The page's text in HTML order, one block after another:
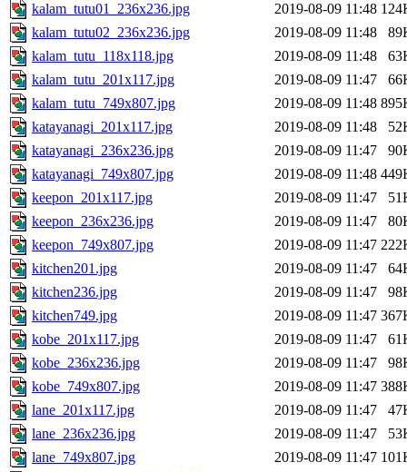
kalam_tutu01_236x236.jpg 2019-08-09 11:48
kalam_tutu02_236x236.jpg
2019-08-09 11:48
kalam_tutu_118x118.jpg
2019-08-09 11:48
kalam_tutu_201x117.jpg
2019-08-09 11:47
kalam_tutu_749x807.jpg
2019-08-09 11:48
katayanagi_201x117.jpg
2019-08-09 11:48
katayanagi_236x236.jpg
2019-08-09 11:47
katayanagi_749x807.jpg
2019-08-09 11:48
keepon_201x117.jpg
2019-08-09 11:47
keepon_236x236.jpg
2019-08-09 11:47
keepon_749x807.jpg
2019-08-09 11:47
kitchen201.jpg
2019-08-09 11:47
kitchen236.jpg
2019-08-09 11:47
kitchen749.jpg
2019-08-09 11:47
kobe_201x117.jpg
2019-08-09 11:47
kobe_236x236.jpg
2019-08-09 11:47
kobe_749x807.jpg
2019-08-09 11:47
lane_201x117.jpg
2019-08-09 11:47
lane_236x236.jpg
2019-08-09 11:47
lane_749x807.jpg
2019-08-09 11:47